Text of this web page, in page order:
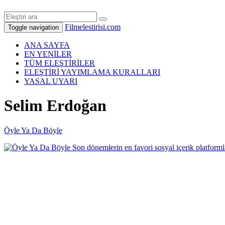
Toggle navigation Filmelestirisi.com
ANA SAYFA
EN YENİLER
TÜM ELEŞTİRİLER
ELEŞTİRİ YAYIMLAMA KURALLARI
YASAL UYARI
Selim Erdoğan
Öyle Ya Da Böyle
Son dönemlerin en favori sosyal içerik